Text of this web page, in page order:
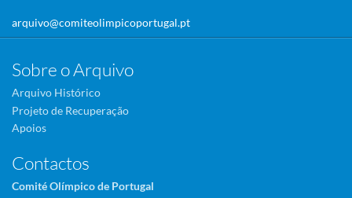
arquivo@comiteolimpicoportugal.pt
Sobre o Arquivo
Arquivo Histórico
Projeto de Recuperação
Apoios
Contactos
Comité Olímpico de Portugal